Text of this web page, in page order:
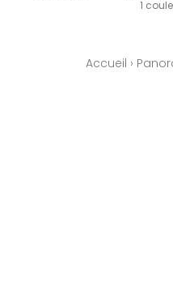
1
Accueil ›